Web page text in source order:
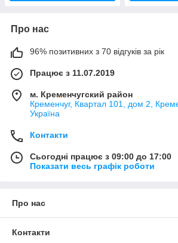
Про нас
96% позитивних з 70 відгуків за рік
Працює з 11.07.2019
м. Кременчугский район
Кременчуг, Квартал 101, дом 2,
Україна
Контакти
Сьогодні працює з 09:00 до 17:00
Показати весь графік роботи
Про нас
Контакти